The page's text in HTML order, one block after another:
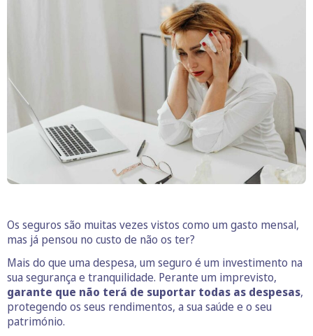
Os seguros são muitas vezes vistos como um gasto mensal,
mas já pensou no custo de não os ter?
Mais do que uma despesa, um seguro é um investimento na
sua segurança e tranquilidade. Perante um imprevisto,
garante que não terá de suportar todas as despesas,
protegendo os seus rendimentos, a sua saúde e o seu
património.